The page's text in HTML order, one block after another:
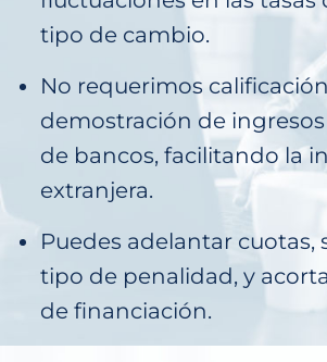
tipo de cambio.
No requerimos
demostración de
de bancos, facilitando la
extranjera.
Puedes adelantar cuotas,
tipo de penalidad, y
de financiación.